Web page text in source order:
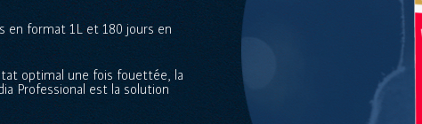
en format 1L et 180 jours en
optimal une fois fouettée, la
Professional est la solution